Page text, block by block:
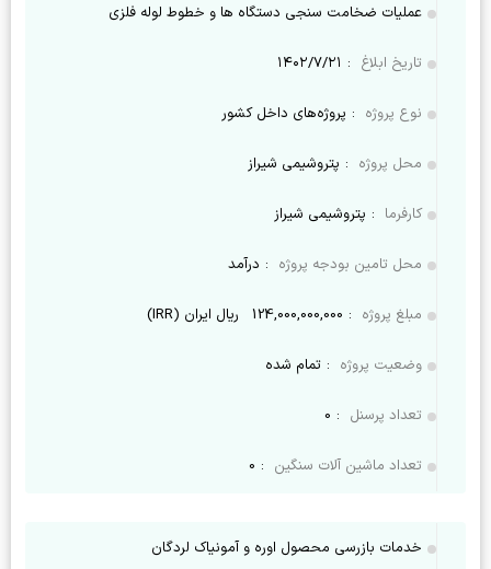
عملیات ضخامت سنجی دستگاه ها و خطوط لوله فلزی
تاریخ ابلاغ : ۱۴۰۲/۷/۲۱
نوع پروژه : پروژه‌های داخل کشور
محل پروژه : پتروشیمی شیراز
کارفرما : پتروشیمی شیراز
محل تامین بودجه پروژه : درآمد
مبلغ پروژه :
124,000,000,000 ریال ایران (IRR)
وضعیت پروژه : تمام شده
تعداد پرسنل :
0
تعداد ماشین آلات سنگین :
0
خدمات بازرسی محصول اوره و آمونیاک لردگان